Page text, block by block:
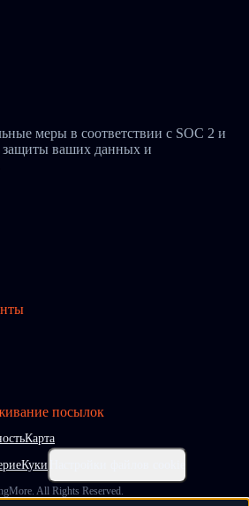
меры в соответствии с SOC 2 и
защиты ваших данных и
посылок
Карта
Куки
All Rights Reserved.